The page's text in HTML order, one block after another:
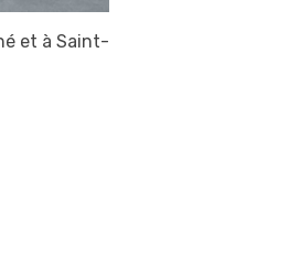
et à Saint-